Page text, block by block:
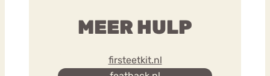
MEER HULP
firsteetkit.nl